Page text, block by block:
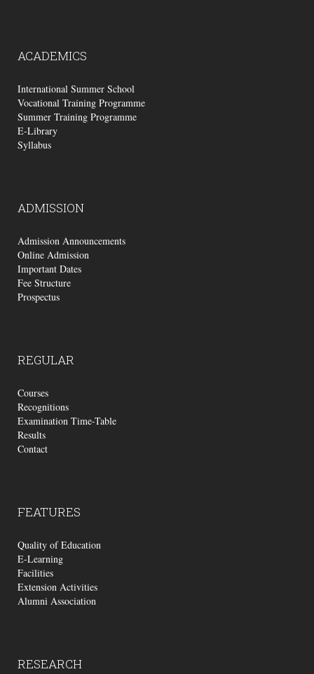
ACADEMICS
International Summer School
Vocational Training Programme
Summer Training Programme
E-Library
Syllabus
ADMISSION
Admission Announcements
Online Admission
Important Dates
Fee Structure
Prospectus
REGULAR
Courses
Recognitions
Examination Time-Table
Results
Contact
FEATURES
Quality of Education
E-Learning
Facilities
Extension Activities
Alumni Association
RESEARCH